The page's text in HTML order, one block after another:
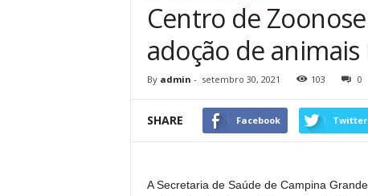
Centro de
adoção de
By admin - setembro 30, 2021 103 0
SHARE Facebook Twitter
A Secretaria de Saúde de Campina